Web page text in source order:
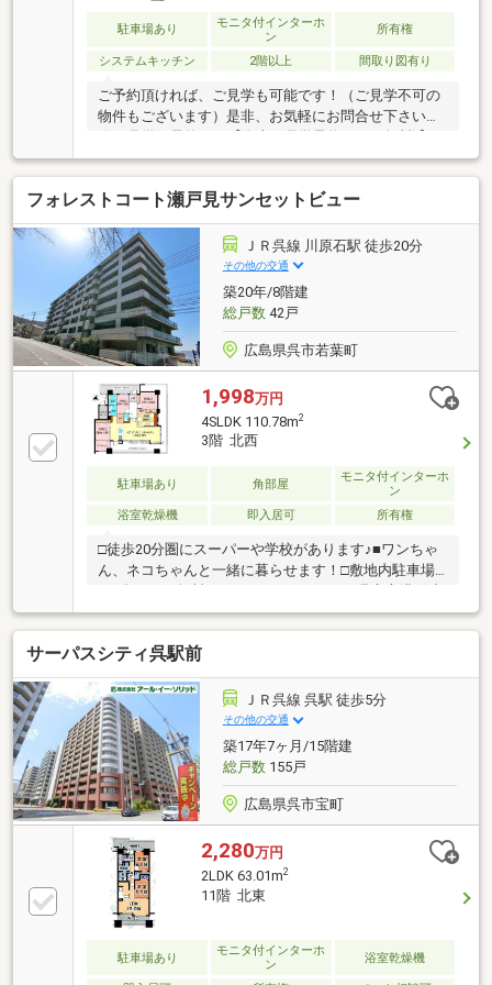
駐車場あり
モニタ付インターホ
ン
所有権
システムキッチン 2階以上 間取り図有り
ご予約頂ければ、ご見学も可能です！（ご見学不可の
物件もございます）是非、お気軽にお問合せ下さい！
クリック！トータテ住宅販売（株）東営業所まで！！
0120-412-730広島県内に５店舗！地域密着型のトータ
テ！【取扱物件７０８７件 その内未公開物件３０９
４件ご用意しています】トータテのホームページもぜ
ひご覧ください！!https://jyuhan.totate.co.jp/
フォレストコート瀬戸見サンセットビュー
ＪＲ呉線 川原石駅 徒歩20分
その他の交通
築20年/8階建
総戸数42戸
広島県呉市若葉町
1,998万円
4SLDK 110.78m2
3階 北西
駐車場あり 角部屋
モニタ付インターホ
ン
浴室乾燥機
即入居可 所有権
□徒歩20分圏にスーパーや学校があります♪■ワンちゃ
ん、ネコちゃんと一緒に暮らせます！□敷地内駐車場
学校 徒歩25分□呉市立両城中学校 徒歩31分■藤三
港町店 徒歩18分□フレスタ呉中央店 徒歩11分■ホー
ムセンター ナフコ光町店 徒歩14分＊売主の契約不適
合は免責とさせていただきます。たくさんのお客様か
ら満足のお言葉を頂戴しております◆多数の提携銀行
からお薦めローンプランをご提案◆ご自宅やご希望の
場所までのお迎え◆空間スタイリストによるトータル
インテリアまずはお気軽にお問い合わせくださいませ
♪
サーパスシティ呉駅前
ＪＲ呉線 呉駅 徒歩5分
その他の交通
築17年7ヶ月/15階建
総戸数155戸
広島県呉市宝町
2,280万円
2LDK 63.01m2
11階 北東
駐車場あり
モニタ付インターホ
ン
浴室乾燥機